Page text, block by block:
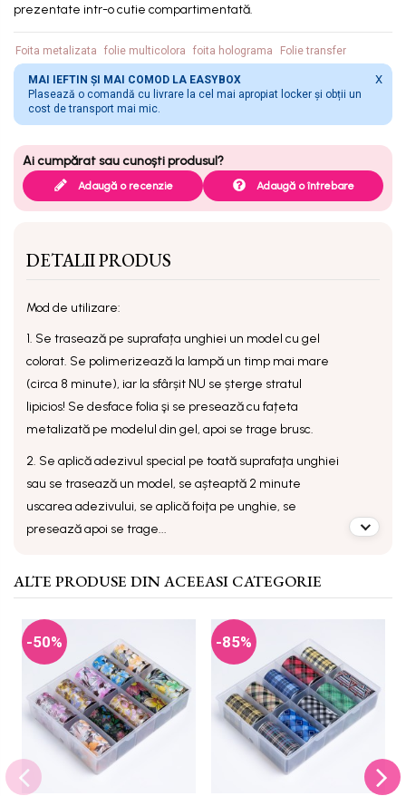
prezentate intr-o cutie compartimentată.
Foita metalizata folie multicolora foita holograma Folie transfer
MAI IEFTIN ȘI MAI COMOD LA EASYBOX
Plasează o comandă cu livrare la cel mai apropiat locker și obții un
cost de transport mai mic.
X
Adaugă o recenzie Adaugă o întrebare
DETALII PRODUS
Mod de utilizare:
1. Se trasează pe suprafața unghiei un model cu gel
colorat. Se polimerizează la lampă un timp mai mare
(circa 8 minute), iar la sfârșit NU se șterge stratul
lipicios! Se desface folia şi se presează cu fațeta
metalizată pe modelul din gel, apoi se trage brusc.
2. Se aplică adezivul special pe toată suprafaţa unghiei
sau se trasează un model, se așteaptă 2 minute
uscarea adezivului, se aplică foiţa pe unghie, se
presează apoi se trage...
ALTE PRODUSE DIN ACEEASI CATEGORIE
-50% -85%